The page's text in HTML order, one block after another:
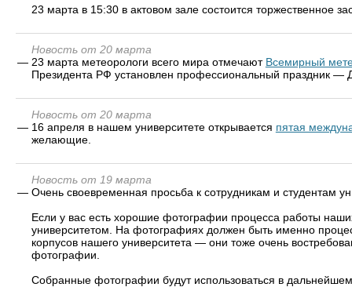
23 марта в 15:30 в актовом зале состоится торжественное
Новость от 20 марта
— 23 марта метеорологи всего мира отмечают Всемирный
Президента РФ установлен профессиональный праздник —
Новость от 20 марта
— 16 апреля в нашем университете открывается пятая
желающие.
Новость от 19 марта
— Очень своевременная просьба к сотрудникам и студентам
Если у вас есть хорошие фотографии процесса работы
университетом. На фотографиях должен быть именно
корпусов нашего университета — они тоже очень
фотографии.
Собранные фотографии будут использоваться в